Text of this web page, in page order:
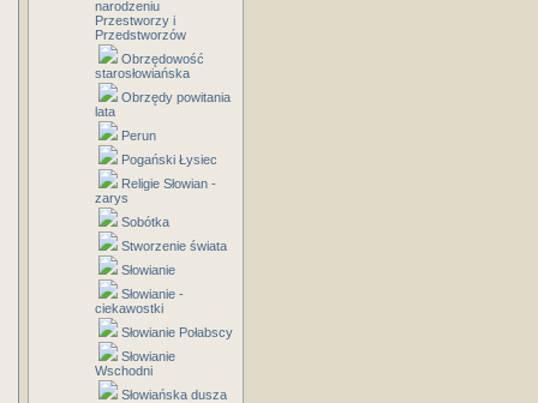
narodzeniu
Przestworzy i
Przedstworzów
Obrzędowość
starosłowiańska
Obrzędy powitania
lata
Perun
Pogański Łysiec
Religie Słowian -
zarys
Sobótka
Stworzenie świata
Słowianie
Słowianie -
ciekawostki
Słowianie Połabscy
Słowianie
Wschodni
Słowiańska dusza